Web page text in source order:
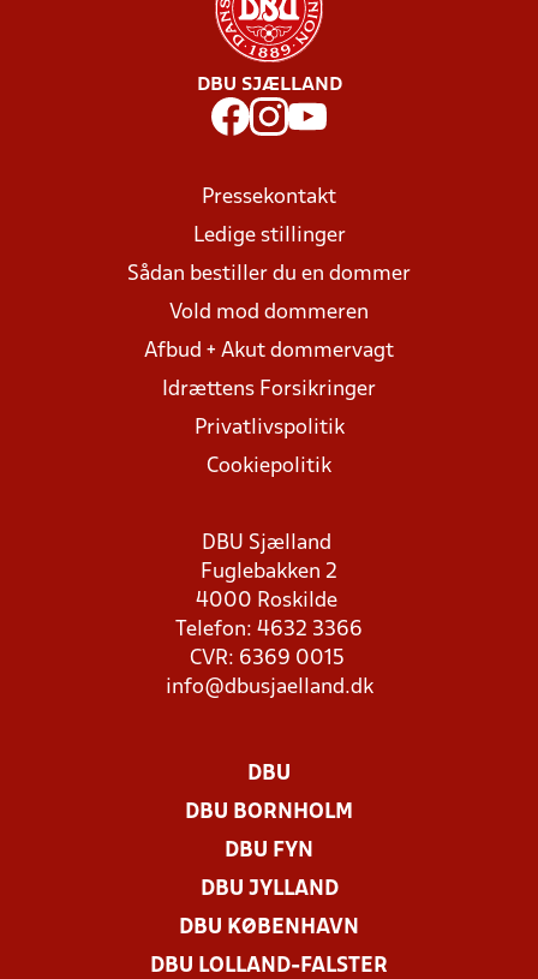
DBU SJÆLLAND
Pressekontakt
Ledige stillinger
Sådan bestiller du en dommer
Vold mod dommeren
Afbud + Akut dommervagt
Idrættens Forsikringer
Privatlivspolitik
Cookiepolitik
DBU Sjælland
Fuglebakken 2
4000 Roskilde
Telefon: 4632 3366
CVR: 6369 0015
info@dbusjaelland.dk
DBU
DBU BORNHOLM
DBU FYN
DBU JYLLAND
DBU KØBENHAVN
DBU LOLLAND-FALSTER